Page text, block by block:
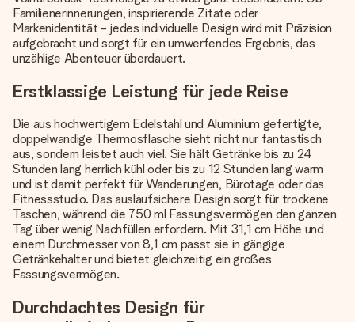
Familienerinnerungen, inspirierende Zitate oder
Markenidentität - jedes individuelle Design wird mit Präzision
aufgebracht und sorgt für ein umwerfendes Ergebnis, das
unzählige Abenteuer überdauert.
Erstklassige Leistung für jede Reise
Die aus hochwertigem Edelstahl und Aluminium gefertigte,
doppelwandige Thermosflasche sieht nicht nur fantastisch
aus, sondern leistet auch viel. Sie hält Getränke bis zu 24
Stunden lang herrlich kühl oder bis zu 12 Stunden lang warm
und ist damit perfekt für Wanderungen, Bürotage oder das
Fitnessstudio. Das auslaufsichere Design sorgt für trockene
Taschen, während die 750 ml Fassungsvermögen den ganzen
Tag über wenig Nachfüllen erfordern. Mit 31,1 cm Höhe und
einem Durchmesser von 8,1 cm passt sie in gängige
Getränkehalter und bietet gleichzeitig ein großes
Fassungsvermögen.
Durchdachtes Design für